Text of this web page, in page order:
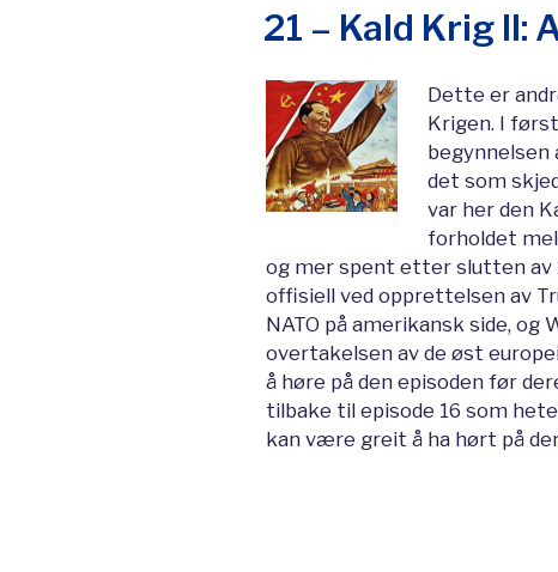
21 – Kald Krig II:
Dette er
Krigen. I
begynnelsen
det som
var her den
forholdet
og mer spent etter slutten av
offisiell ved opprettelsen av
NATO på amerikansk side, og
overtakelsen av de øst
å høre på den episoden før
tilbake til episode 16 som
kan være greit å ha hørt på